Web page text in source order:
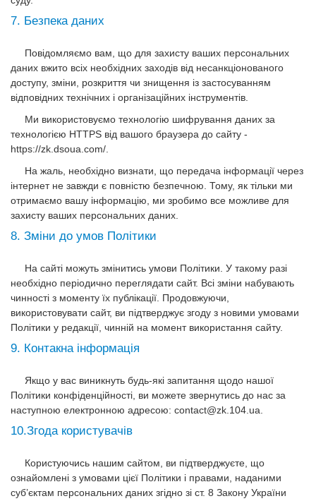
7. Безпека даних
Повідомляємо вам, що для захисту ваших персональних
даних вжито всіх необхідних заходів від несанкціонованого
доступу, зміни, розкриття чи знищення із застосуванням
відповідних технічних і організаційних інструментів.
Ми використовуємо технологію шифрування даних за
технологією HTTPS від вашого браузера до сайту -
https://zk.dsoua.com/.
На жаль, необхідно визнати, що передача інформації через
інтернет не завжди є повністю безпечною. Тому, як тільки ми
отримаємо вашу інформацію, ми зробимо все можливе для
захисту ваших персональних даних.
8. Зміни до умов Політики
На сайті можуть змінитись умови Політики. У такому разі
необхідно періодично переглядати сайт. Всі зміни набувають
чинності з моменту їх публікації. Продовжуючи,
використовувати сайт, ви підтверджує згоду з новими умовами
Політики у редакції, чинній на момент використання сайту.
9. Контакна інформація
Якщо у вас виникнуть будь-які запитання щодо нашої
Політики конфіденційності, ви можете звернутись до нас за
наступною електронною адресою: contact@zk.104.ua
10.Згода користувачів
Користуючись нашим сайтом, ви підтверджуєте, що
ознайомлені з умовами цієї Політики і правами, наданими
суб’єктам персональних даних згідно зі ст. 8 Закону України